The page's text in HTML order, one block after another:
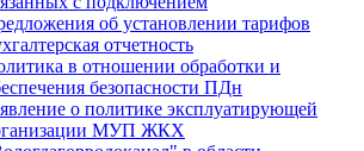
об установлении тарифов
отчетность
в отношении обработки и
безопасности ПДн
о политике эксплуатирующей
МУП ЖКХ